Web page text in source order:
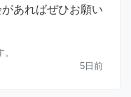
あればぜひお願い
5日前